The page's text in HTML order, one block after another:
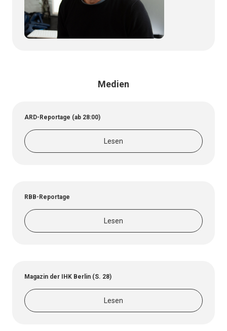
Medien
ARD-Reportage (ab 28:00)
Lesen
RBB-Reportage
Lesen
Magazin der IHK Berlin (S. 28)
Lesen